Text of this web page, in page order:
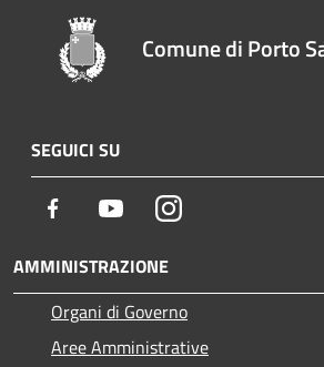
Comune di Porto
SEGUICI SU
Facebook YoutubeInstagram
AMMINISTRAZIONE
Organi di Governo
Aree Amministrative